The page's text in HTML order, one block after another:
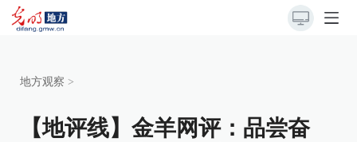
地方观察 >
【地评线】金羊网评：品尝奋